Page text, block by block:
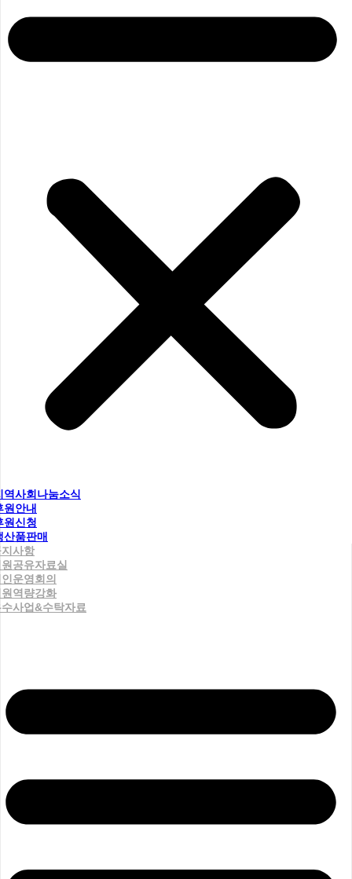
역사회나눔소식
원안내
원신청
산품판매
사항
공유자료실
운영회의
역량강화
사업&수탁자료